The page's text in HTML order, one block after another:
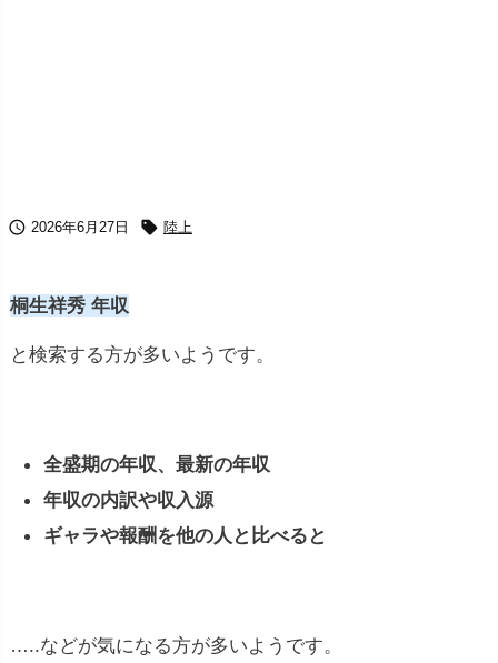
 2026年6月27日  陸上
桐生祥秀 年収
と検索する方が多いようです。
全盛期の年収、最新の年収
年収の内訳や収入源
ギャラや報酬を他の人と比べると
…..などが気になる方が多いようです。